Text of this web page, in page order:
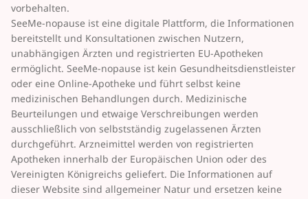
vorbehalten.
SeeMe-nopause ist eine digitale Plattform, die Informationen
bereitstellt und Konsultationen zwischen Nutzern,
unabhängigen Ärzten und registrierten EU-Apotheken
ermöglicht. SeeMe-nopause ist kein Gesundheitsdienstleister
oder eine Online-Apotheke und führt selbst keine
medizinischen Behandlungen durch. Medizinische
Beurteilungen und etwaige Verschreibungen werden
ausschließlich von selbstständig zugelassenen Ärzten
durchgeführt. Arzneimittel werden von registrierten
Apotheken innerhalb der Europäischen Union oder des
Vereinigten Königreichs geliefert. Die Informationen auf
dieser Website sind allgemeiner Natur und ersetzen keine